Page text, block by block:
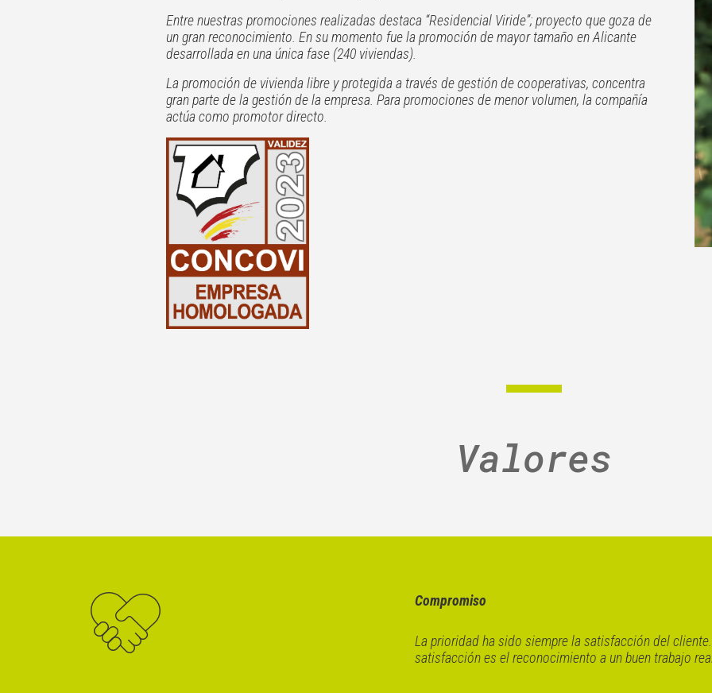
Entre nuestras promociones realizadas destaca “Residencial Viride”; proyecto que goza de
un gran reconocimiento. En su momento fue la promoción de mayor tamaño en Alicante
desarrollada en una única fase (240 viviendas).
La promoción de vivienda libre y protegida a través de gestión de cooperativas, concentra
gran parte de la gestión de la empresa. Para promociones de menor volumen, la compañía
actúa como promotor directo.
Valores
Compromiso
La prioridad ha sido siempre la satisfacción del
satisfacción es el reconocimiento a un buen trabajo